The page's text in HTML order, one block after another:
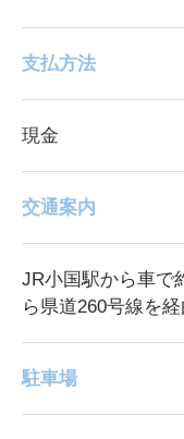
支払方法
現金
交通案内
JR小国駅から車
ら県道260号線を経
駐車場